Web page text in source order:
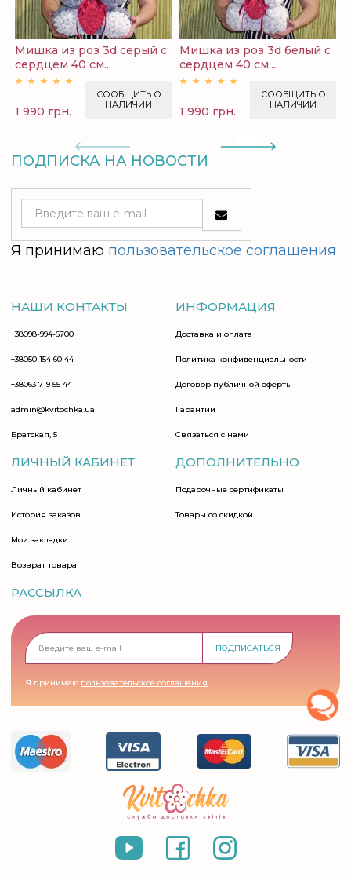
Мишка из роз 3d серый с
сердцем 40 см...
1 990 грн.
СООБЩИТЬ О
НАЛИЧИИ
Мишка из роз 3d белый с
сердцем 40 см...
1 990 грн.
СООБЩИТЬ О
НАЛИЧИИ
ПОДПИСКА НА НОВОСТИ
Я принимаю пользовательское соглашения
НАШИ КОНТАКТЫ
+38098-994-6700
+38050 154 60 44
+38063 719 55 44
admin@kvitochka.ua
Братская, 5
ИНФОРМАЦИЯ
Доставка и оплата
Политика конфиденциальности
Договор публичной оферты
Гарантии
Связаться с нами
ЛИЧНЫЙ КАБИНЕТ
Личный кабинет
История заказов
Мои закладки
Возврат товара
ДОПОЛНИТЕЛЬНО
Подарочные сертификаты
Товары со скидкой
РАССЫЛКА
ПОДПИСАТЬСЯ
Я принимаю пользовательское соглашения